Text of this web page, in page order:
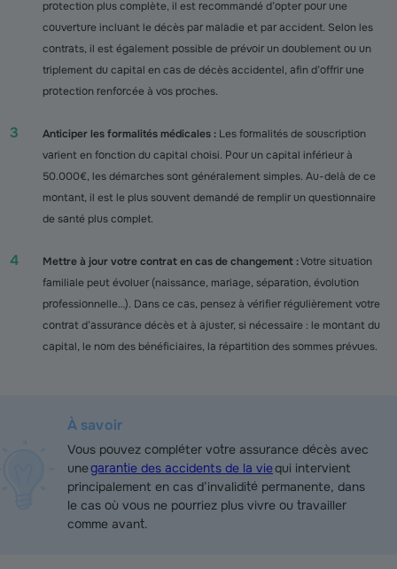
protection plus complète, il est recommandé d’opter pour une
couverture incluant le décès par maladie et par accident. Selon les
contrats, il est également possible de prévoir un doublement ou un
triplement du capital en cas de décès accidentel, afin d’offrir une
protection renforcée à vos proches.
Anticiper les formalités médicales : Les formalités de souscription
varient en fonction du capital choisi. Pour un capital inférieur à
50.000€, les démarches sont généralement simples. Au-delà de ce
montant, il est le plus souvent demandé de remplir un questionnaire
de santé plus complet.
Mettre à jour votre contrat en cas de changement :Votre situation
familiale peut évoluer (naissance, mariage, séparation, évolution
professionnelle…). Dans ce cas, pensez à vérifier régulièrement votre
contrat d’assurance décès et à ajuster, si nécessaire : le montant du
capital, le nom des bénéficiaires, la répartition des sommes prévues.
À savoir
Vous pouvez compléter votre assurance décès avec
unegarantie des accidents de la viequi intervient
principalement en cas d’invalidité permanente, dans
le cas où vous ne pourriez plus vivre ou travailler
comme avant.